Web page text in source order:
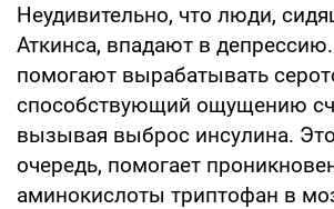
Неудивительно, что люди,
Аткинса, впадают в
помогают вырабатывать
способствующий ощущению
вызывая выброс инсулина.
очередь, помогает
аминокислоты триптофан в